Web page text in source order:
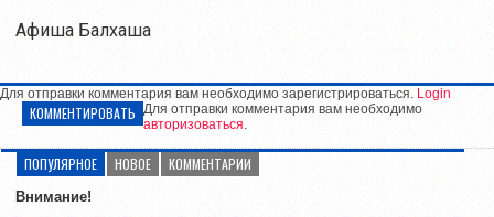
Афиша Балхаша
Для отправки комментария вам необходимо зарегистрироваться. Login
КОММЕНТИРОВАТЬ Для отправки комментария вам необходимо
авторизоваться.
ПОПУЛЯРНОЕ НОВОЕ КОММЕНТАРИИ
Внимание!